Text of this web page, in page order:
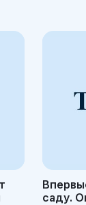
саду.